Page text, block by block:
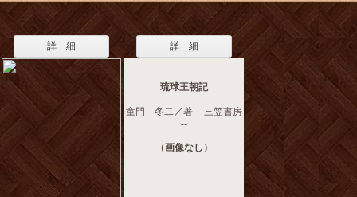
詳 細 詳 細
琉球王朝記
童門 冬二／著 -- 三笠書房
--
（画像なし）